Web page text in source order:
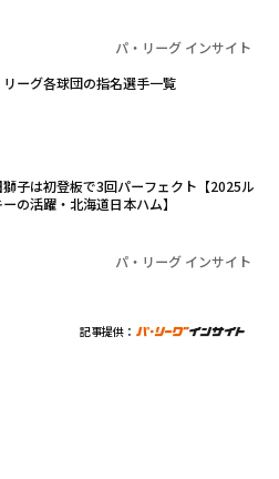
パ・リーグ インサイト
リーグ各球団の指名選手一覧
獅子は初登板で3回パーフェクト【2025ル
の活躍・北海道日本ハム】
パ・リーグ インサイト
記事提供：